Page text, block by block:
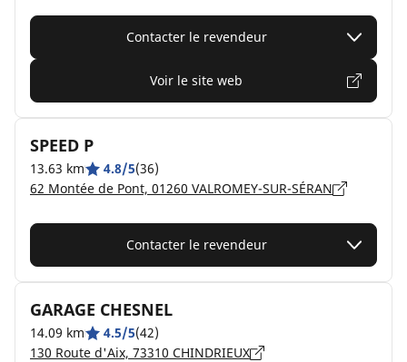
Contacter le revendeur
Voir le site web
SPEED P
13.63 km 4.8/5(36)
62 Montée de Pont, 01260 VALROMEY-SUR-SÉRAN
Contacter le revendeur
GARAGE CHESNEL
14.09 km 4.5/5(42)
130 Route d'Aix, 73310 CHINDRIEUX